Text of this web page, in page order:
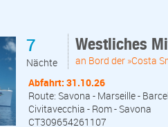
7
Nächte
Westliches
an Bord der »Costa
Abfahrt: 31.10.26
Route: Savona - Marseille -
Civitavecchia - Rom - Savona
CT309654261107